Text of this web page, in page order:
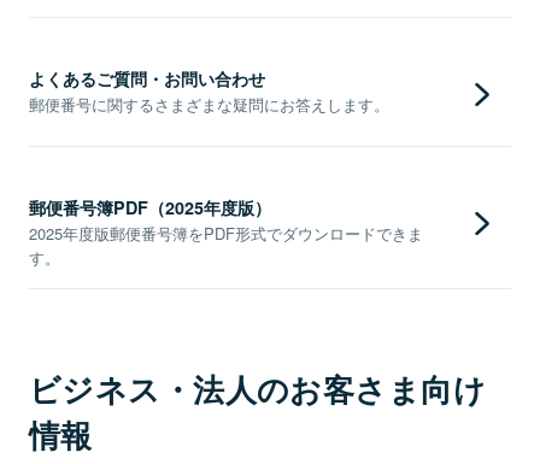
よくあるご質問・お問い合わせ
郵便番号に関するさまざまな疑問にお答えします。
郵便番号簿PDF（2025年度版）
2025年度版郵便番号簿をPDF形式でダウンロードできま
す。
ビジネス・法人のお客さま向け
情報